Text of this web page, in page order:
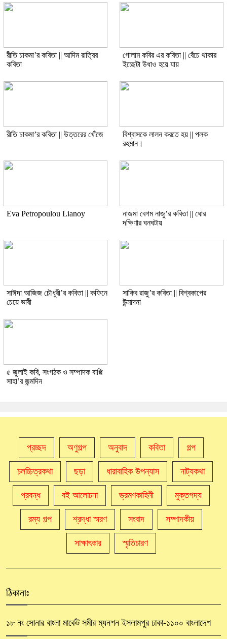
রীতি চাকমা’র কবিতা || আদিম রাত্রির
কবিতা
গোলাম কবির এর কবিতা || বেঁচে থাকার
ইচ্ছেটা উধাও হয়ে যায়
রীতি চাকমা’র কবিতা || উত্তরের খোঁজে
বিশ্বাসকে লালন করতে হয় || পলক
রহমান।
Eva Petropoulou Lianoy
নাজমা বেগম নাজু’র কবিতা || ঘোর
দক্ষিণার ঘনঘটায়
সাঈদা আজিজ চৌধুরী’র কবিতা || কফিনে
চেয়ে ভারী
সাকিব রাজু’র কবিতা || বিশ্বকাপের
উন্মাদনা
৫ জুলাই কবি, সংগঠক ও সম্পাদক বাপ্পি
সাহা’র জন্মদিন
প্রচ্ছদ অণুগল্প অনুবাদ কবিতা গল্প
চলচ্চিত্রকথা ছড়া ধারাবাহিক উপন্যাস নাট্যকথা
প্রবন্ধ বই আলোচনা ভ্রমণকাহিনী মুক্তগদ্য
রম্য গল্প শ্রদ্ধা স্মরণ সংবাদ সম্পাদকীয়
সাক্ষাৎকার স্মৃতিচারণ
ঠিকানাঃ
১৮ নং সোনার বাংলা মার্কেট সমীর ম্যনশন ইসলামপুর ঢাকা-১১০০ বাংলাদেশ